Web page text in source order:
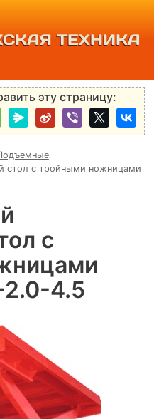
ТЕХНИКА
эту страницу:
стол с тройными ножницами
с
2.0-4.5